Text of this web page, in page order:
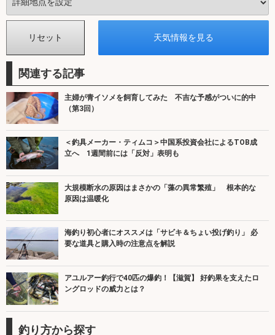
関連する記事
主婦が青イソメを飼育してみた 不吉な予感がついに的中
（第3回）
＜釣具メーカー・ティムコ＞中国系投資会社によるTOB成
立へ 1週間前には「反対」表明も
大規模断水の原因はまさかの「藻の異常繁殖」 根本的な
原因は温暖化
海釣り初心者にオススメは「サビキ＆ちょい投げ釣り」 必
要な道具と購入時の注意点を解説
アユルアー釣行で40匹の爆釣！【滋賀】 好釣果を支えたロ
ングロッドの威力とは？
釣り方から探す